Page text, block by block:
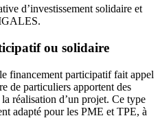
d’investissement solidaire et
ou solidaire
financement participatif fait appel
de particuliers apportent des
réalisation d’un projet. Ce type
adapté pour les PME et TPE, à